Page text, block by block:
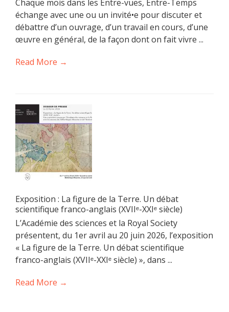
Chaque mois dans les Entre-vues, Entre-Temps
échange avec une ou un invité•e pour discuter et
débattre d’un ouvrage, d’un travail en cours, d’une
œuvre en général, de la façon dont on fait vivre ...
Read More →
Exposition : La figure de la Terre. Un débat
scientifique franco-anglais (XVIIᵉ-XXIᵉ siècle)
L’Académie des sciences et la Royal Society
présentent, du 1er avril au 20 juin 2026, l’exposition
« La figure de la Terre. Un débat scientifique
franco-anglais (XVIIᵉ-XXIᵉ siècle) », dans ...
Read More →